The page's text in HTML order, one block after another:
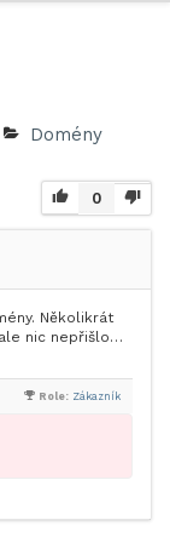
Domény
0
Několikrát
nic nepřišlo…
Role: Zákazník